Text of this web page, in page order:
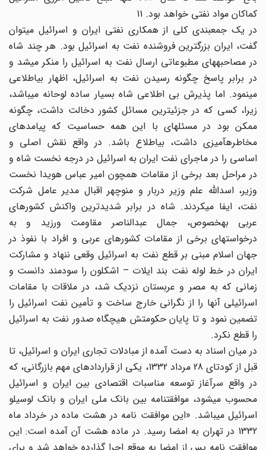
کماکان مواد نفتی خواهد بود. 11
در یک جمعبندی کلی از همکاری نفتی ایران و اسرائیل می‎توان
گفت، ایران بزرگترین فروشنده نفت به اسرائیل بود. هر چند شاه
در مصاحبه‎های مطبوعاتی ارسال نفت به اسرائیل را منکر می‎شد و
در برابر پاسخ چگونه رسیدن نفت به اسرائیل، اظهار بی‎اطلاعی
می‎نمود. اما پذیرش بی اطلاعی شاه بسیار ساده لوحانه می‎باشد،
زیرا، کسی که در جزئی‎ترین مسائل کشور دخالت داشت، چگونه
ممکن بود در مسئله‎ای با این همه حساسیت که پیامدهای
مخاطره‎آمیزی داشت، بی‎اطلاع باشد. در واقع نقش اصلی و
اساسی را در ماجرای نفت ایران به اسرائیل در درجه نخست شاه و
در مراحل بعد برخی از مقامات همچون امیر عباس هویدا نخست
وزیر، اسدالله علم وزیر دربار و منوچهر اقبال مدیر عامل شرکت
نفت، ایفا می‎کردند. شاه در برابر شدیدترین واکنش کشورهای
عربی به‎خصوص، جمال عبدالناصر مقاومت ورزید و به
درخواستهای برخی از مقامات کشورهای عربی و افراد با نفوذ در
جهان اسلام مبنی بر قطع نفت به اسرائیل وقعی ننهاد و مشارکت
ایران در خط لوله نفت بند ایلات – اشکلون را سودمند دانست و
زمانی که به مصر و عربستان نزدیک شد، در ملاقات با مقامات
اسرائیلی آنها را از نگرانی خارج ساخت و تأمین نفت اسرائیل را
تضمین نمود و تا پایان حکومتش هیچگاه صدور نفت به اسرائیل
را قطع نکرد.
در میان اسناد به دست آمده از مبادلات تجاری ایران و اسرائیل، تا
قبل از کودتای 28 مرداد 1332، یکی از قراردادهای مهم بازرگانی، که
در واقع سرآغاز توسعه مناسبات اقتصادی بین ایران و اسرائیل
محسوب می‎شود، موافقت‎نامه بین بانک ملی ایران و بانک لوسی‎لو
اسرائیل می‎باشد. «این موافقت نامه در هشت ماده در خرداد ماه
1332 در تهران به امضا رسید. در ماده هشت آن آمده است: این